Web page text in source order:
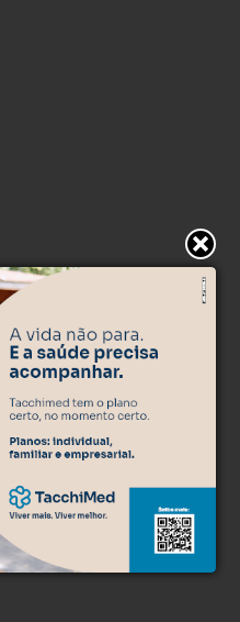
responsabilidade de quem
reprovar ou eliminar
do site ou que
500caracteres restantes.